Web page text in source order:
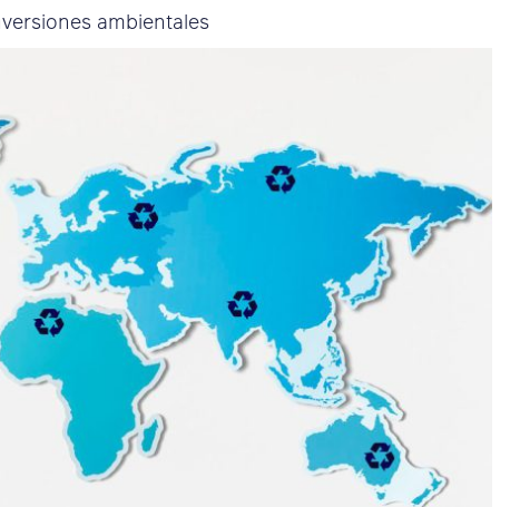
ambientales